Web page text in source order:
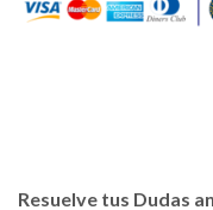
Resuelve tus Dudas